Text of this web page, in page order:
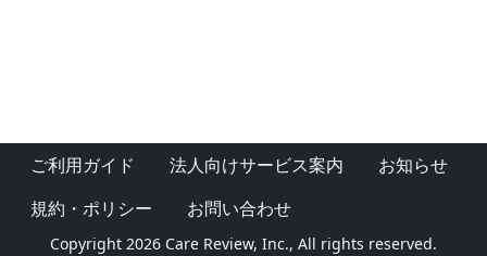
ご利用ガイド 法人向けサービス案内
お知らせ
規約・ポリシー
お問い合わせ
Copyright 2026 Care Review, Inc., All rights reserved.